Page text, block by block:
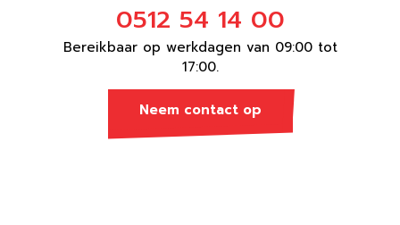
0512 54 14 00
Bereikbaar op werkdagen van 09:00 tot
17:00.
Neem contact op